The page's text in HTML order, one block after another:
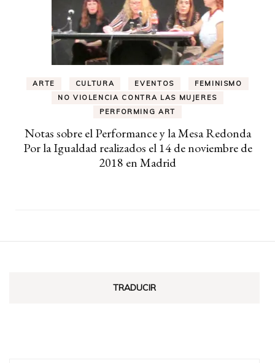
ARTE CULTURA EVENTOS
FEMINISMO
NO VIOLENCIA CONTRA LAS MUJERES
PERFORMING ART
Notas sobre el Performance y la Mesa Redonda
Por la Igualdad realizados el 14 de noviembre de
2018 en Madrid
TRADUCIR